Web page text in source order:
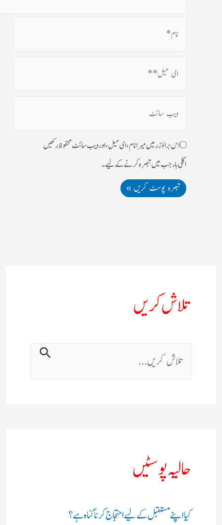
اس براؤزر میں میرا نام، ای میل، اور ویب سائٹ محفوظ رکھیں
اگلی بار جب میں تبصرہ کرنے کےلیے۔
تلاش کریں
حالیہ پوسٹیں
کیا اپنے مستقبل کے لیے احتجاج کرنا گناہ ہے؟